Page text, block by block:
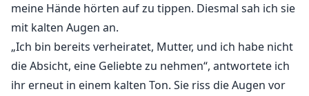
meine Hände hörten auf zu tippen. Diesmal sah ich sie
mit kalten Augen an.
„Ich bin bereits verheiratet, Mutter, und ich habe nicht
die Absicht, eine Geliebte zu nehmen“, antwortete ich
ihr erneut in einem kalten Ton. Sie riss die Augen vor